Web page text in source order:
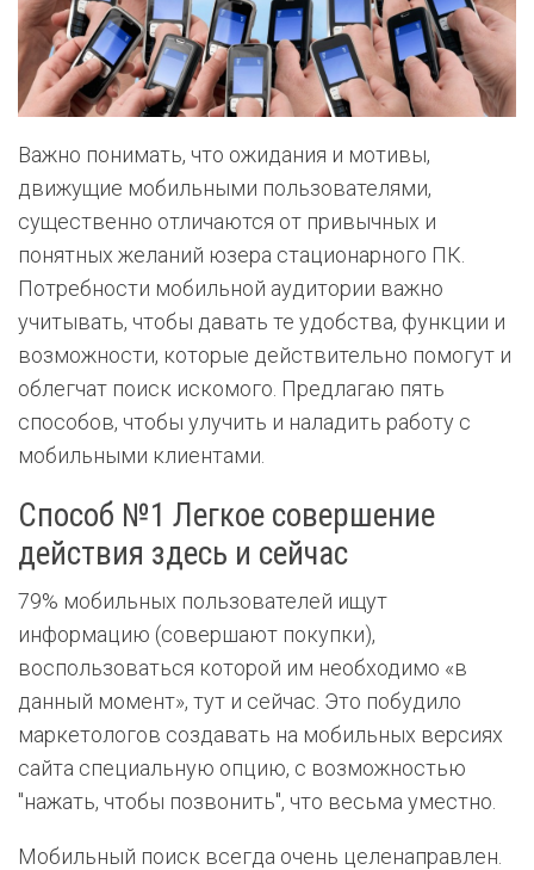
Важно понимать, что ожидания и мотивы,
движущие мобильными пользователями,
существенно отличаются от привычных и
понятных желаний юзера стационарного ПК.
Потребности мобильной аудитории важно
учитывать, чтобы давать те удобства, функции и
возможности, которые действительно помогут и
облегчат поиск искомого. Предлагаю пять
способов, чтобы улучить и наладить работу с
мобильными клиентами.
Способ №1 Легкое совершение
действия здесь и сейчас
79% мобильных пользователей ищут
информацию (совершают покупки),
воспользоваться которой им необходимо «в
данный момент», тут и сейчас. Это побудило
маркетологов создавать на мобильных версиях
сайта специальную опцию, с возможностью
"нажать, чтобы позвонить", что весьма уместно.
Мобильный поиск всегда очень целенаправлен.